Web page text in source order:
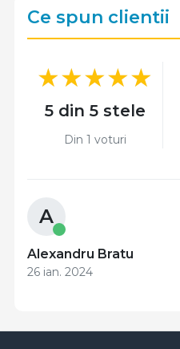
Ce spun clientii
5 din 5 stele
Din 1 voturi
A
Alexandru Bratu
26 ian. 2024